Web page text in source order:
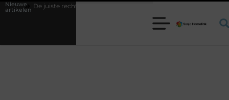
Nieuwe
artikelen
De juiste rechthoekige trampoline kiezen voor jouw tuin